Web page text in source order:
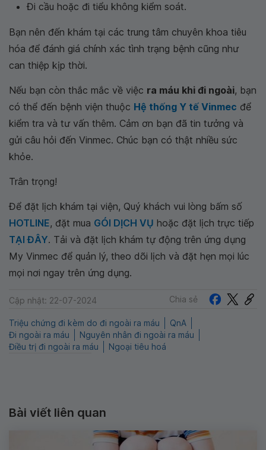
Đi cầu hoặc đi tiểu không kiểm soát.
Bạn nên đến khám tại các trung tâm chuyên khoa tiêu
hóa để đánh giá chính xác tình trạng bệnh cũng như
can thiệp kịp thời.
Nếu bạn còn thắc mắc về việc ra máu khi đi ngoài, bạn
có thể đến bệnh viện thuộc Hệ thống Y tế Vinmec để
kiểm tra và tư vấn thêm. Cảm ơn bạn đã tin tưởng và
gửi câu hỏi đến Vinmec. Chúc bạn có thật nhiều sức
khỏe.
Trân trọng!
Để đặt lịch khám tại viện, Quý khách vui lòng bấm số
HOTLINE, đặt mua GÓI DỊCH VỤ hoặc đặt lịch trực tiếp
TẠI ĐÂY. Tải và đặt lịch khám tự động trên ứng dụng
My Vinmec để quản lý, theo dõi lịch và đặt hẹn mọi lúc
mọi nơi ngay trên ứng dụng.
Cập nhật: 22-07-2024 Chia sẻ
Triệu chứng đi kèm do đi ngoài ra máu
QnA
Đi ngoài ra máu
Nguyên nhân đi ngoài ra máu
Điều trị đi ngoài ra máu
Ngoại tiêu hoá
Bài viết liên quan